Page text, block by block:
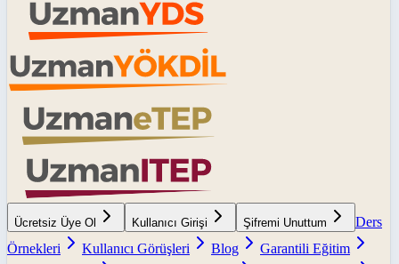
Ücretsiz Üye Ol Kullanıcı Girişi Şifremi Unuttum
Ders
Örnekleri
Kullanıcı Görüşleri Blog
Garantili Eğitim